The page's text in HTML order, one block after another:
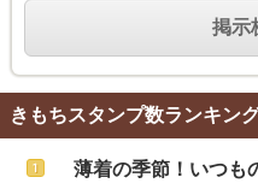
掲示
きもちスタンプ数ランキン
薄着の季節！いつも